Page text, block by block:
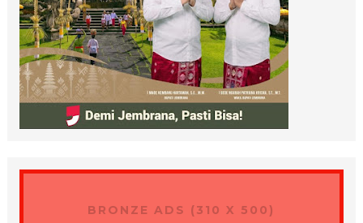
BRONZE ADS (310 X 500)